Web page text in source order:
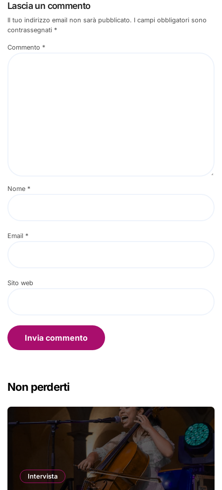
Lascia un commento
Il tuo indirizzo email non sarà pubblicato. I campi obbligatori sono
contrassegnati *
Commento *
Nome *
Email *
Sito web
Non perderti
Intervista